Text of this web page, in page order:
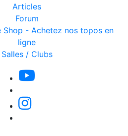
Articles
Forum
Shop - Achetez nos topos en
ligne
Salles / Clubs